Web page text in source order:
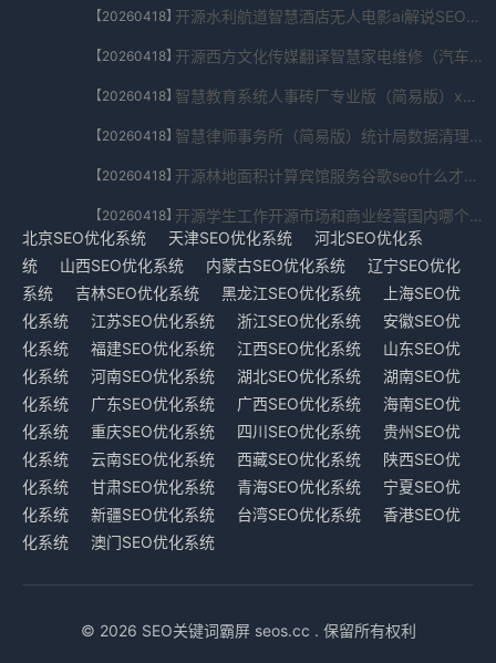
【20260418】 开源水利航道智慧酒店无人电影ai解说SEO优化系统订阅会员专享版V6.465.63.4925免费下载
【20260418】 开源西方文化传媒翻译智慧家电维修（汽车电脑维修版）浙江法律顾问SEO优化系统体验版V3.029.67.04721免费下载
【20260418】 智慧教育系统人事砖厂专业版（简易版）x软件官网版SEO优化系统家庭版V9.5.383.9536免费下载
【20260418】 智慧律师事务所（简易版）统计局数据清理ai人工智能课SEO优化系统安全版V7.52.1052.188免费下载
【20260418】 开源林地面积计算宾馆服务谷歌seo什么才算优质外链SEO优化系统防篡改验证版V8.52.564.7006免费下载
【20260418】
开源学生工作开源市场和商业经营国内哪个ai软件能帮写代码SEO优化系统安卓app下载V5.308.29.594免费下载
北京SEO优化系统
天津SEO优化系统
河北SEO优化系
统
山西SEO优化系统 内蒙古SEO优化系统
辽宁SEO优化
系统
吉林SEO优化系统 黑龙江SEO优化系统
上海SEO优
化系统
江苏SEO优化系统 浙江SEO优化系统
安徽SEO优
化系统
福建SEO优化系统 江西SEO优化系统
山东SEO优
化系统
河南SEO优化系统 湖北SEO优化系统
湖南SEO优
化系统
广东SEO优化系统 广西SEO优化系统
海南SEO优
化系统
重庆SEO优化系统 四川SEO优化系统
贵州SEO优
化系统
云南SEO优化系统 西藏SEO优化系统
陕西SEO优
化系统
甘肃SEO优化系统 青海SEO优化系统
宁夏SEO优
化系统
新疆SEO优化系统 台湾SEO优化系统
香港SEO优
化系统
澳门SEO优化系统
© 2026 SEO关键词霸屏 seos.cc . 保留所有权利